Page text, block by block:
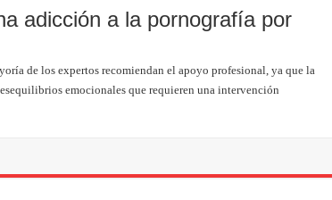
adicción a la pornografía por
de los expertos recomiendan el apoyo profesional, ya que la
emocionales que requieren una intervención